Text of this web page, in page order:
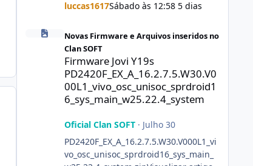
luccas1617Sábado às 12:58 5 dias
Novas Firmware e Arquivos inseridos no
Clan SOFT
Firmware Jovi Y19s
PD2420F_EX_A_16.2.7.5.W30.V0
00L1_vivo_osc_unisoc_sprdroid1
6_sys_main_w25.22.4_system
Oficial Clan SOFT· Julho 30
PD2420F_EX_A_16.2.7.5.W30.V000L1_vi
vo_osc_unisoc_sprdroid16_sys_main_